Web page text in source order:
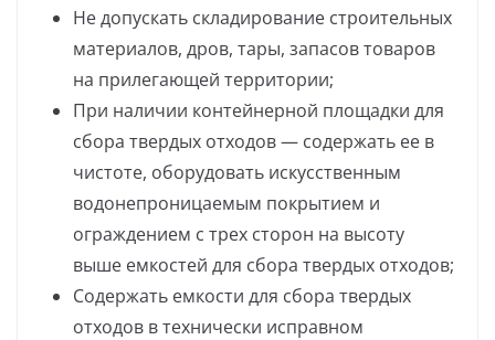
Не допускать складирование строительных
материалов, дров, тары, запасов товаров
на прилегающей территории;
При наличии контейнерной площадки для
сбора твердых отходов — содержать ее в
чистоте, оборудовать искусственным
водонепроницаемым покрытием и
ограждением с трех сторон на высоту
выше емкостей для сбора твердых отходов;
Содержать емкости для сбора твердых
отходов в технически исправном